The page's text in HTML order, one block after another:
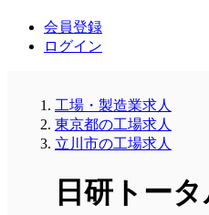
会員登録
ログイン
工場・製造業求人
東京都の工場求人
立川市の工場求人
日研トー